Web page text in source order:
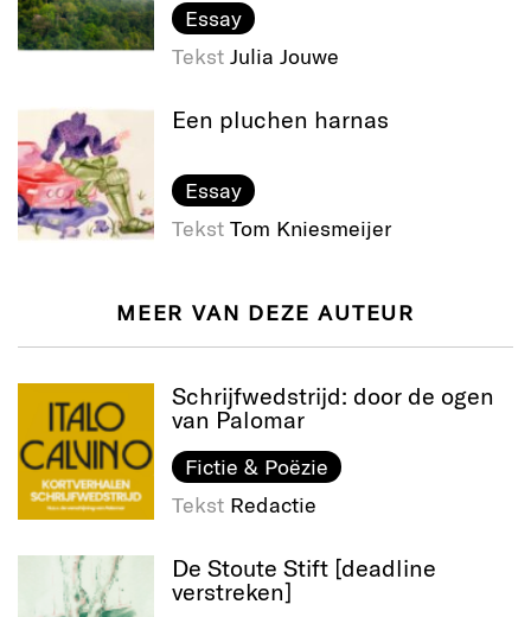
Essay
Tekst Julia Jouwe
Een pluchen harnas
Essay
Tekst Tom Kniesmeijer
MEER VAN DEZE AUTEUR
Schrijfwedstrijd: door de ogen
van Palomar
Fictie & Poëzie
Tekst Redactie
De Stoute Stift [deadline
verstreken]